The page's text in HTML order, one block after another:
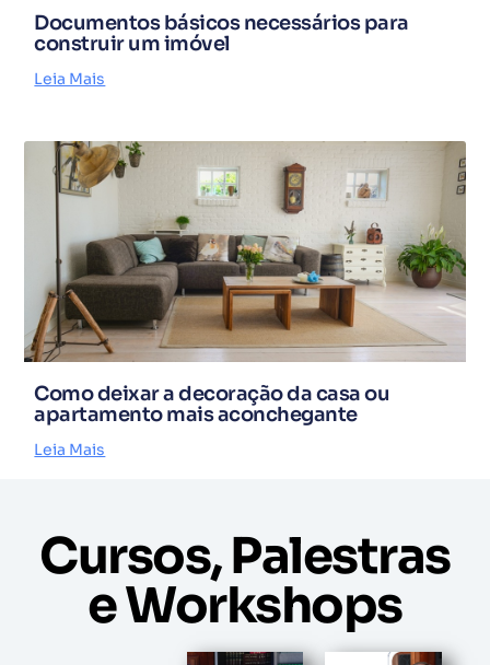
Documentos básicos necessários para
construir um imóvel
Leia Mais
Como deixar a decoração da casa ou
apartamento mais aconchegante
Leia Mais
Cursos, Palestras
e Workshops